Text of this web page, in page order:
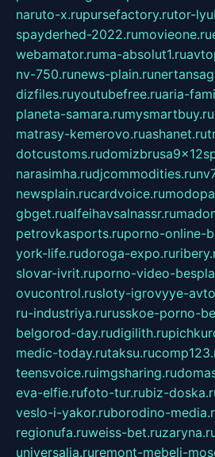
naruto-x.rupursefactory.rutor-
spayderhed-2022.rumovieone.ru
webamator.ruma-absolut1.ru
nv-750.runews-plain.ru
dizfiles.ruyoutubefree.ruaria-
planeta-samara.rumysmartbuy.ru
matrasy-kemerovo.ruashanet.ru
dotcustoms.ru
narasimha.rudjcommodities.ru
newsplain.rucardvoice.ru
gbget.rualfeihavsalnassr.ru
petrovkasports.ruporno-online-
york-life.rudoroga-expo.ru
slovar-ivrit.ruporno-video-
ovucontrol.rusloty-igrovyye-
ru-industriya.rurusskoe-porno-
belgorod-day.rudigilith.ru
medic-today.rutaksu.ru
teensvoice.ruimgsharing.ru
eva-elfie.rufoto-tur.rubiz-
veslo-i-yakor.ruborodino-
regionufa.ruweiss-bet.ru
universalia.ruremont-mebeli-